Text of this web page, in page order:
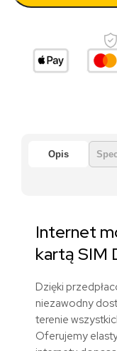
Opis
Internet
kartąSIM
Dzięki
niezawodny
terenie
Oferujemy